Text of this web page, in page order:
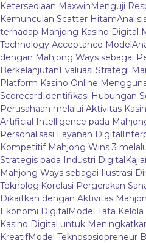
Ketersediaan MaxwinMenguji
Kemunculan Scatter Hitam
terhadap Mahjong Kasino Digital
Technology Acceptance Model
dengan Mahjong Ways sebagai
BerkelanjutanEvaluasi Strategi
Platform Kasino Online
ScorecardIdentifikasi Hubungan
Perusahaan melalui Aktivitas
Artificial Intelligence pada
Personalisasi Layanan Digital
Kompetitif Mahjong Wins 3
Strategis pada Industri Digital
Mahjong Ways sebagai Ilustrasi
TeknologiKorelasi Pergerakan
Dikaitkan dengan Aktivitas
Ekonomi DigitalModel Tata
Kasino Digital untuk
KreatifModel Teknososiopreneur